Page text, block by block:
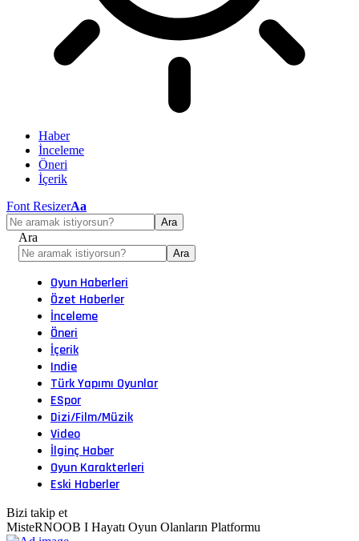
Haber
İnceleme
Öneri
İçerik
Font ResizerAa
Ara
Oyun Haberleri
Özet Haberler
İnceleme
Öneri
İçerik
Indie
Türk Yapımı Oyunlar
ESpor
Dizi/Film/Müzik
Video
İlginç Haber
Oyun Karakterleri
Eski Haberler
Bizi takip et
MisteRNOOB I Hayatı Oyun Olanların Platformu